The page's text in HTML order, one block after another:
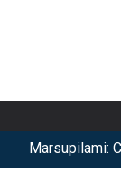
Marsupilami:
our use of